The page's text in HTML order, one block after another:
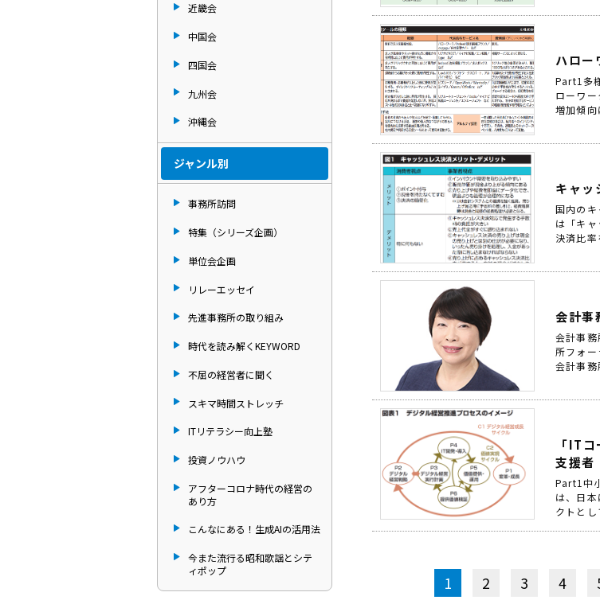
近畿会
中国会
四国会
九州会
沖縄会
ジャンル別
事務所訪問
特集（シリーズ企画）
単位会企画
リレーエッセイ
先進事務所の取り組み
時代を読み解くKEYWORD
不屈の経営者に聞く
スキマ時間ストレッチ
ITリテラシー向上塾
投資ノウハウ
アフターコロナ時代の経営の
あり方
こんなにある！生成AIの活用法
今また流行る昭和歌謡とシテ
ィポップ
ハロー
Part1多
ローワ
増加傾
キャッ
国内の
は「キ
決済比
会計事
会計事
所フォ
会計事
「IT
支援者
Part1中
は、日
クトと
1 2 3 4